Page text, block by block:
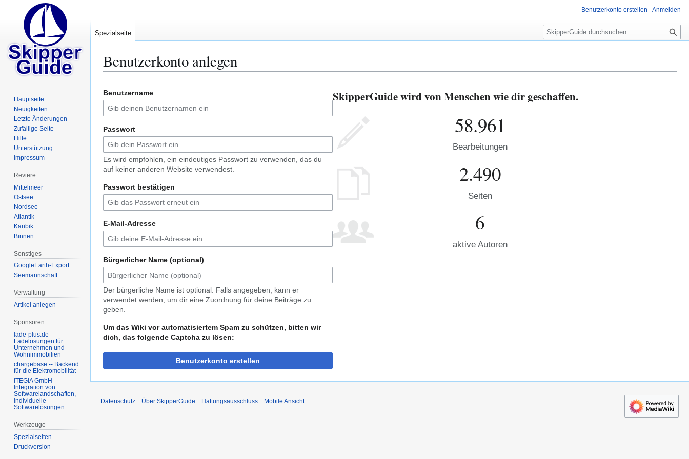
Benutzerkonto anlegen
Navigation
springen
Suche
springen
Benutzername
Passwort
Es wird empfohlen, ein eindeutiges Passwort zu verwenden, das du
auf keiner anderen Website verwendest.
Passwort bestätigen
E-Mail-Adresse
Bürgerlicher Name (optional)
Der bürgerliche Name ist optional. Falls angegeben, kann er
verwendet werden, um dir eine Zuordnung für deine Beiträge zu
geben.
Um das Wiki vor automatisiertem Spam zu schützen, bitten wir
dich, das folgende Captcha zu lösen:
Benutzerkonto erstellen
SkipperGuide wird von Menschen wie dir geschaffen.
58.961
Bearbeitungen
2.490
Seiten
6
aktive Autoren
Benutzerkonto erstellen Anmelden
Spezialseite
S
u
e
Hauptseite
Neuigkeiten
Letzte Änderungen
Zufällige Seite
Hilfe
Unterstützung
Impressum
Reviere
Mittelmeer
Ostsee
Nordsee
Atlantik
Karibik
Binnen
Sonstiges
GoogleEarth-Export
Seemannschaft
Verwaltung
Artikel anlegen
Sponsoren
lade-plus.de --
Ladelösungen für
Unternehmen und
Wohnimmobilien
chargebase -- Backend
für die Elektromobilität
ITEGIA GmbH --
Integration von
Softwarelandschaften,
individuelle
Softwarelösungen
Werkzeuge
Spezialseiten
Druckversion
Datenschutz Über SkipperGuide Haftungsausschluss Mobile Ansicht